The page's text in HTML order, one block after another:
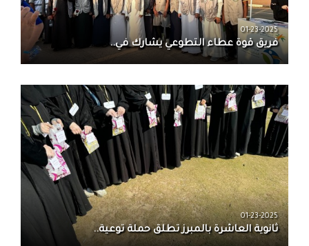
01-23-2025
فريق قوة عطاء التطوعي يشارك في..
01-23-2025
ثانوية العاشرة بالمبرز تطلق حملة توعية..